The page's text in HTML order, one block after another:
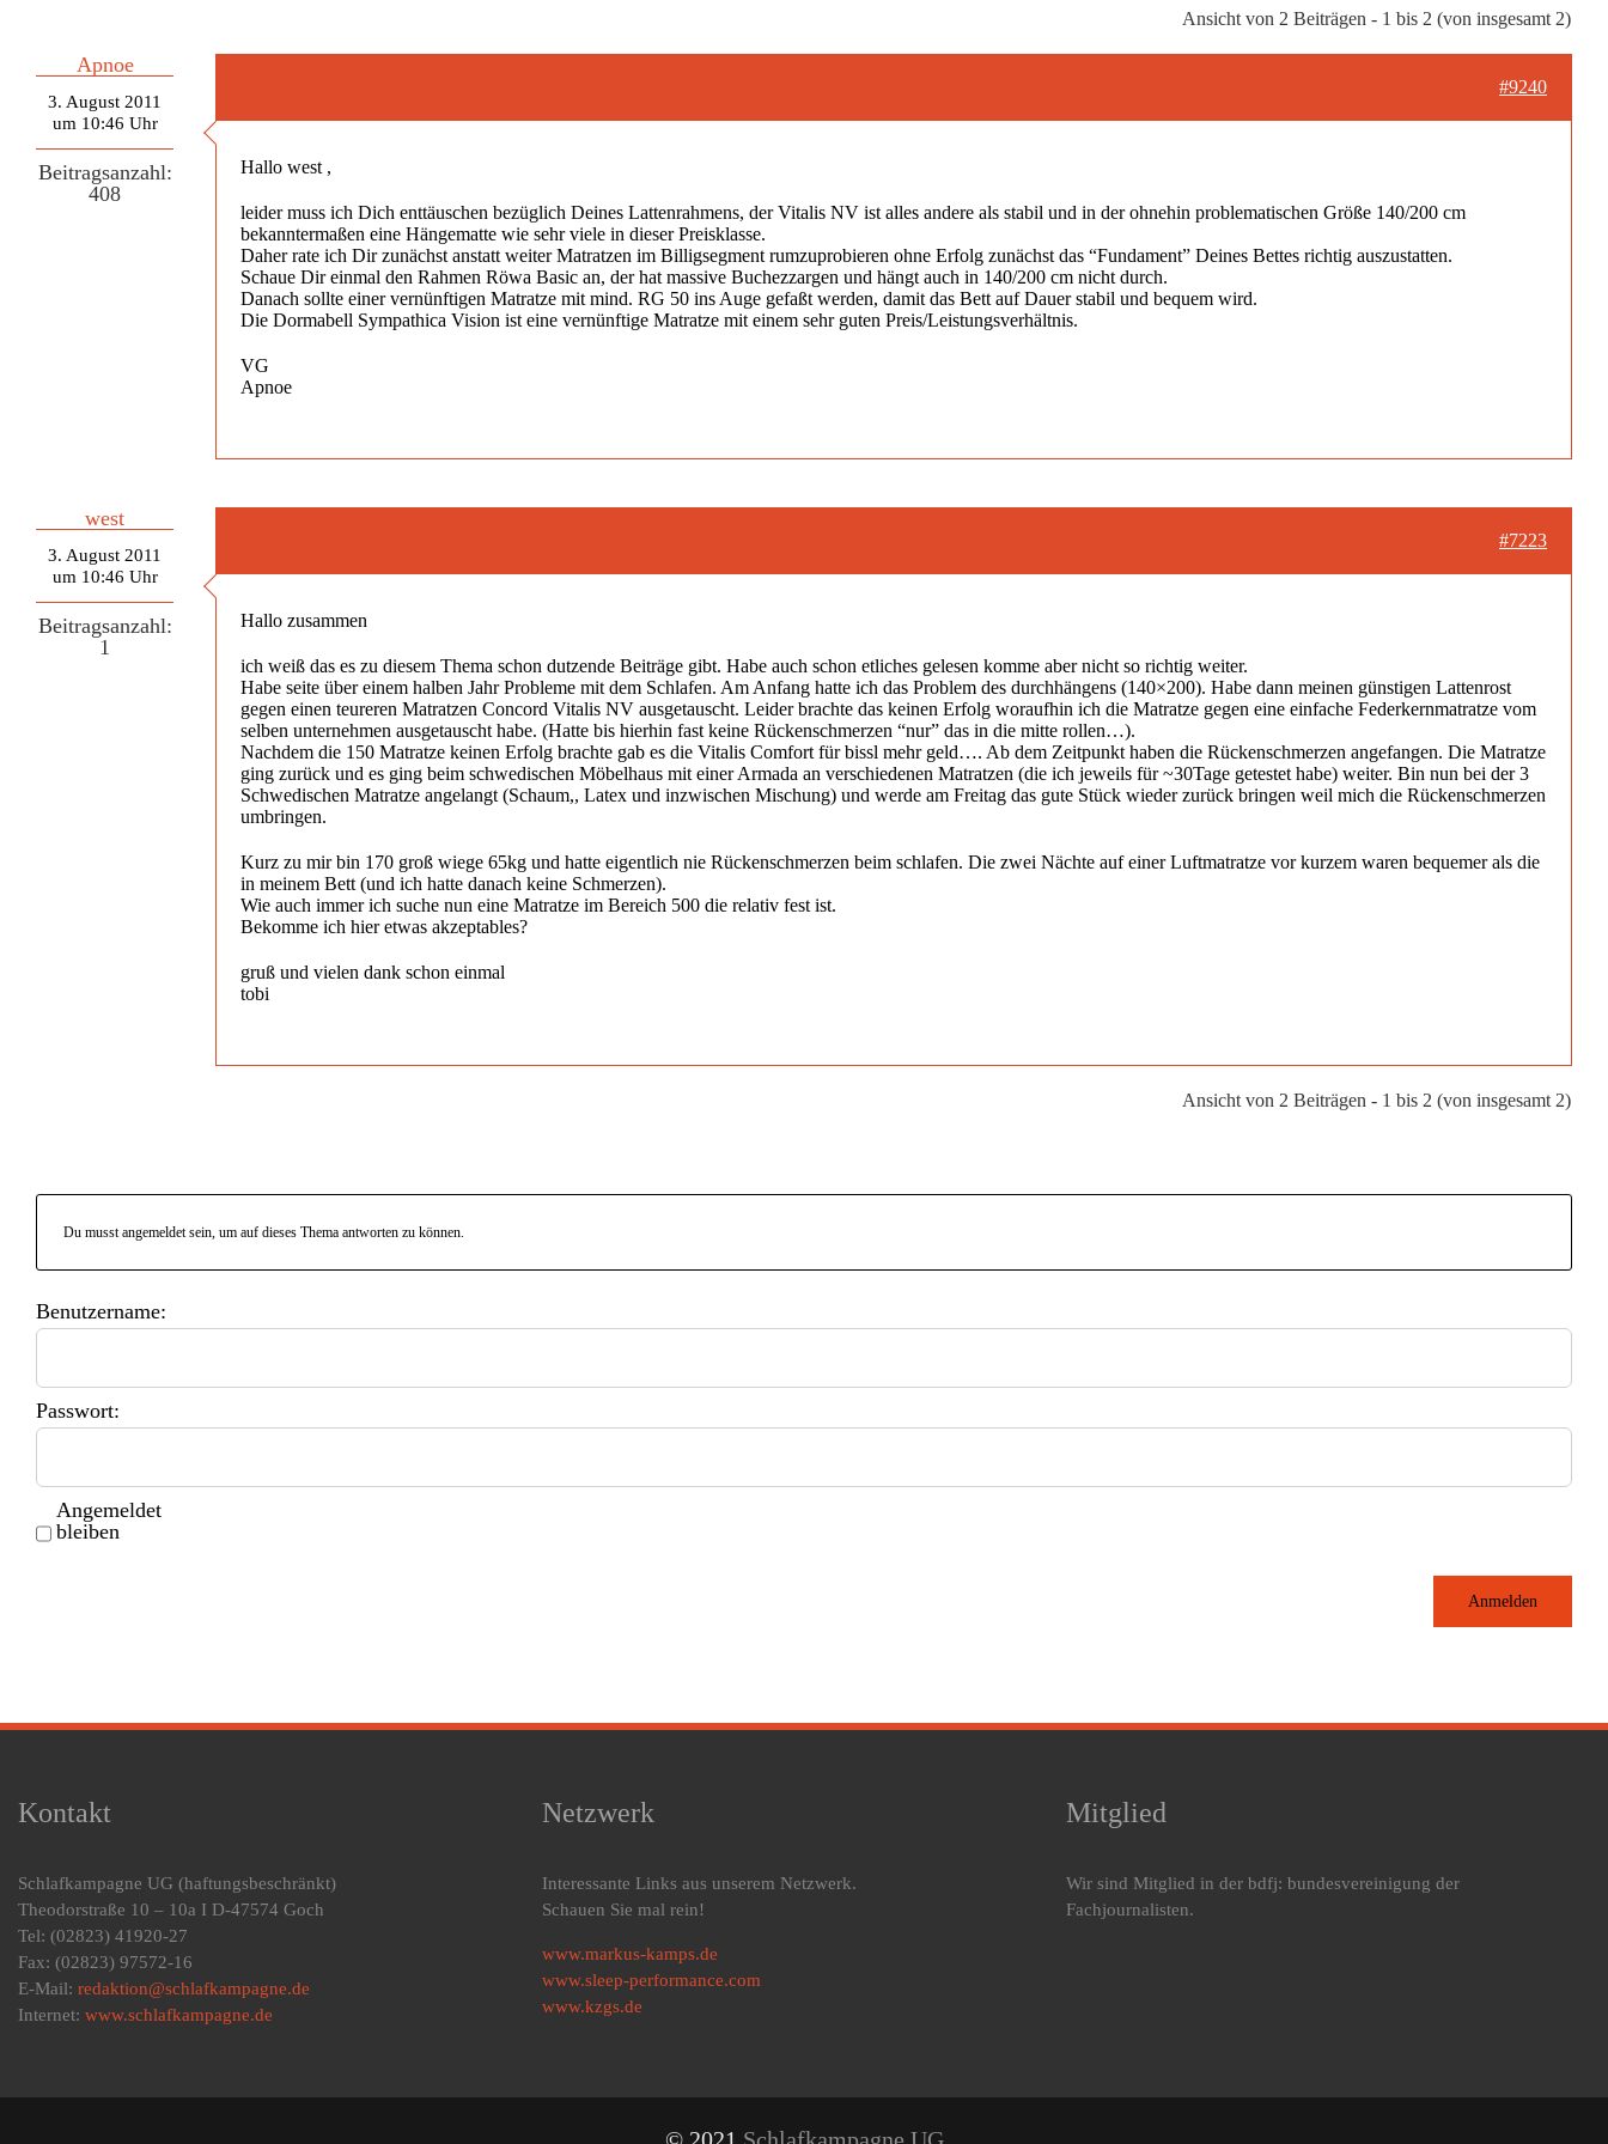
Ansicht von 2 Beiträgen - 1 bis 2 (von insgesamt 2)
Apnoe
3. August 2011
um 10:46 Uhr
Beitragsanzahl:
408
#9240
Hallo west ,
leider muss ich Dich enttäuschen bezüglich Deines Lattenrahmens, der Vitalis NV ist alles andere als stabil und in der ohnehin problematischen Größe 140/200 cm
bekanntermaßen eine Hängematte wie sehr viele in dieser Preisklasse.
Daher rate ich Dir zunächst anstatt weiter Matratzen im Billigsegment rumzuprobieren ohne Erfolg zunächst das “Fundament” Deines Bettes richtig auszustatten.
Schaue Dir einmal den Rahmen Röwa Basic an, der hat massive Buchezzargen und hängt auch in 140/200 cm nicht durch.
Danach sollte einer vernünftigen Matratze mit mind. RG 50 ins Auge gefaßt werden, damit das Bett auf Dauer stabil und bequem wird.
Die Dormabell Sympathica Vision ist eine vernünftige Matratze mit einem sehr guten Preis/Leistungsverhältnis.
VG
Apnoe
west
3. August 2011
um 10:46 Uhr
Beitragsanzahl:
1
#7223
Hallo zusammen
ich weiß das es zu diesem Thema schon dutzende Beiträge gibt. Habe auch schon etliches gelesen komme aber nicht so richtig weiter.
Habe seite über einem halben Jahr Probleme mit dem Schlafen. Am Anfang hatte ich das Problem des durchhängens (140×200). Habe dann meinen günstigen Lattenrost
gegen einen teureren Matratzen Concord Vitalis NV ausgetauscht. Leider brachte das keinen Erfolg woraufhin ich die Matratze gegen eine einfache Federkernmatratze vom
selben unternehmen ausgetauscht habe. (Hatte bis hierhin fast keine Rückenschmerzen “nur” das in die mitte rollen…).
Nachdem die 150 Matratze keinen Erfolg brachte gab es die Vitalis Comfort für bissl mehr geld…. Ab dem Zeitpunkt haben die Rückenschmerzen angefangen. Die Matratze
ging zurück und es ging beim schwedischen Möbelhaus mit einer Armada an verschiedenen Matratzen (die ich jeweils für ~30Tage getestet habe) weiter. Bin nun bei der 3
Schwedischen Matratze angelangt (Schaum,, Latex und inzwischen Mischung) und werde am Freitag das gute Stück wieder zurück bringen weil mich die Rückenschmerzen
umbringen.
Kurz zu mir bin 170 groß wiege 65kg und hatte eigentlich nie Rückenschmerzen beim schlafen. Die zwei Nächte auf einer Luftmatratze vor kurzem waren bequemer als die
in meinem Bett (und ich hatte danach keine Schmerzen).
Wie auch immer ich suche nun eine Matratze im Bereich 500 die relativ fest ist.
Bekomme ich hier etwas akzeptables?
gruß und vielen dank schon einmal
tobi
Ansicht von 2 Beiträgen - 1 bis 2 (von insgesamt 2)
Du musst angemeldet sein, um auf dieses Thema antworten zu können.
Benutzername:
Passwort:
Angemeldet
bleiben
Anmelden
Kontakt
Schlafkampagne UG (haftungsbeschränkt)
Theodorstraße 10 – 10a I D-47574 Goch
Tel: (02823) 41920-27
Fax: (02823) 97572-16
E-Mail: redaktion@schlafkampagne.de
Internet: www.schlafkampagne.de
Netzwerk
Interessante Links aus unserem Netzwerk.
Schauen Sie mal rein!
www.markus-kamps.de
www.sleep-performance.com
www.kzgs.de
Mitglied
Wir sind Mitglied in der bdfj: bundesvereinigung der
Fachjournalisten.